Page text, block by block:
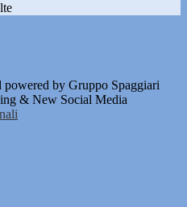
by Gruppo Spaggiari
& New Social Media